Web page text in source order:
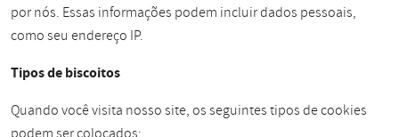
por nós. Essas informações podem incluir dados pessoais,
como seu endereço IP.
Tipos de biscoitos
Quando você visita nosso site, os seguintes tipos de cookies